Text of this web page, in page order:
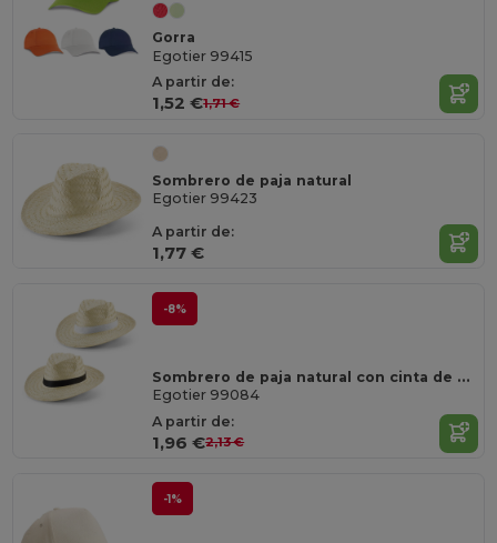
Gorra
Egotier 99415
A partir de:
1,52 €1,71 €
Sombrero de paja natural
Egotier 99423
A partir de:
1,77 €
-8%
Sombrero de paja natural con cinta de poliéster
Egotier 99084
A partir de:
1,96 €2,13 €
-1%